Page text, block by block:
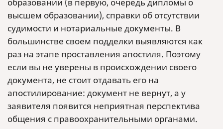
высшем образовании), справки об отсутствии
судимости и нотариальные документы. В
большинстве своем подделки выявляются как
раз на этапе проставления апостиля. Поэтому
если вы не уверены в происхождении своего
документа, не стоит отдавать его на
апостилирование: документ не вернут, а у
заявителя появится неприятная перспектива
общения с правоохранительными органами.